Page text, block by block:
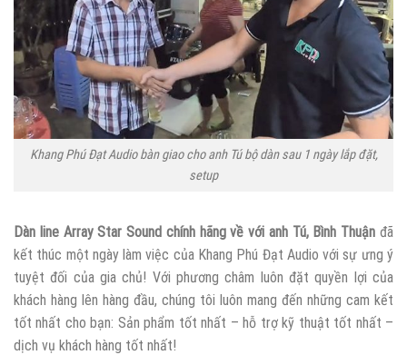
Khang Phú Đạt Audio bàn giao cho anh Tú bộ dàn sau 1 ngày lắp đặt,
setup
Dàn line Array Star Sound chính hãng về với anh Tú, Bình Thuận đã
kết thúc một ngày làm việc của Khang Phú Đạt Audio với sự ưng ý
tuyệt đối của gia chủ! Với phương châm luôn đặt quyền lợi của
khách hàng lên hàng đầu, chúng tôi luôn mang đến những cam kết
tốt nhất cho bạn: Sản phẩm tốt nhất – hỗ trợ kỹ thuật tốt nhất –
dịch vụ khách hàng tốt nhất!